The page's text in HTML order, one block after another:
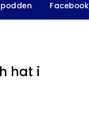
Facebook
hat i